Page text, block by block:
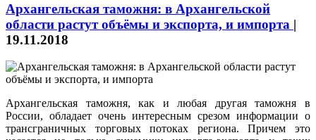
Архангельская таможня: в Архангельской
области растут объёмы и экспорта, и импорта |
19.11.2018
Архангельская таможня, как и любая другая таможня в
России, обладает очень интересным срезом информации о
трансграничных торговых потоках региона. Причем это